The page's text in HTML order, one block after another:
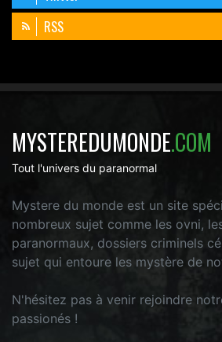
RSS
MYSTEREDUMONDE.COM
Tout l'univers du paranormal
Mystere du monde est un site
nombreux sujet comme les ovni,
paranormaux, dossiers criminels
sujet qui entoure les mystère de
N'hésitez pas à venir rejoindre
passionés !